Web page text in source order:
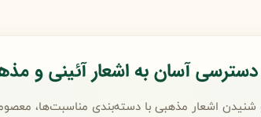
دسترسی آسان به اشعار آئینی و
اشعار مذهبی با دسته‌بندی مناسبت‌ها،